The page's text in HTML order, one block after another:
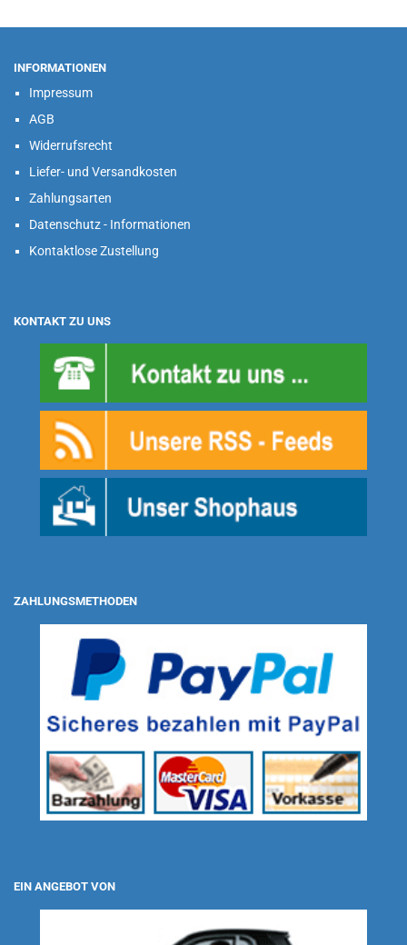
INFORMATIONEN
Impressum
AGB
Widerrufsrecht
Liefer- und Versandkosten
Zahlungsarten
Datenschutz - Informationen
Kontaktlose Zustellung
KONTAKT ZU UNS
ZAHLUNGSMETHODEN
EIN ANGEBOT VON